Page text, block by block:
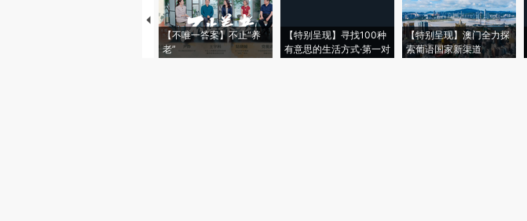
【不唯一答案】不止“养
老”
【特别呈现】寻找100种
有意思的生活方式·第一对
【特别呈现】澳门全力探
索葡语国家新渠道